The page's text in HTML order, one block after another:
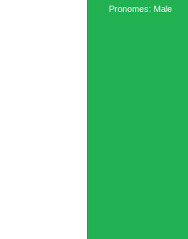
Pronomes: Male